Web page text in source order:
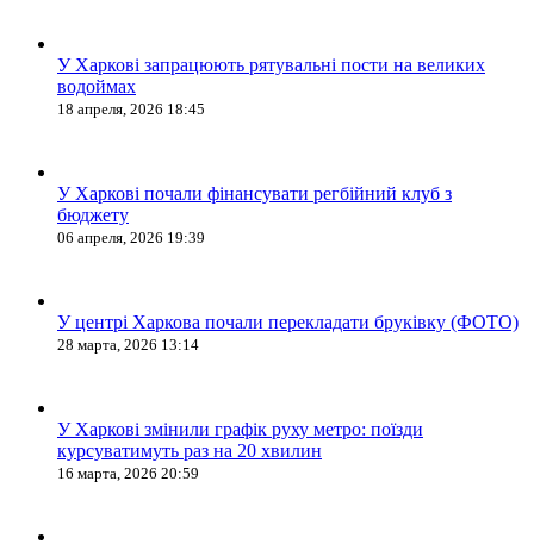
У Харкові запрацюють рятувальні пости на великих
водоймах
18 апреля, 2026 18:45
У Харкові почали фінансувати регбійний клуб з
бюджету
06 апреля, 2026 19:39
У центрі Харкова почали перекладати бруківку (ФОТО)
28 марта, 2026 13:14
У Харкові змінили графік руху метро: поїзди
курсуватимуть раз на 20 хвилин
16 марта, 2026 20:59